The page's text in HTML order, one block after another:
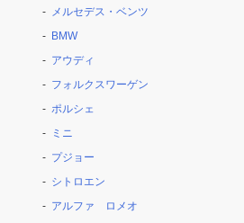
メルセデス・ベンツ
BMW
アウディ
フォルクスワーゲン
ポルシェ
ミニ
プジョー
シトロエン
アルファ ロメオ